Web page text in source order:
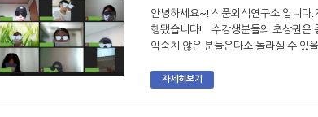
안녕하세요~! 식품외식연구소 입니다
행됐습니다! 수강생분들의 초상권은
익숙치 않은 분들은다소 놀라실 수 있
자세히보기